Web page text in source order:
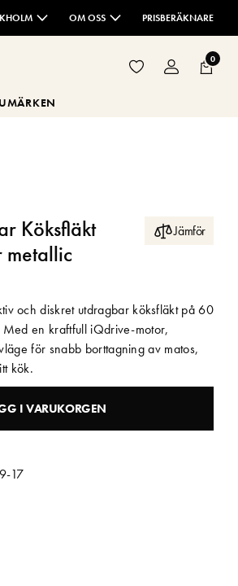
OM OSS PRISBERÄKNARE
0
Köksfläkt
Jämför
och diskret utdragbar köksfläkt på 60
en kraftfull iQdrive-motor,
för snabb borttagning av matos,
kök.
I VARUKORGEN
17